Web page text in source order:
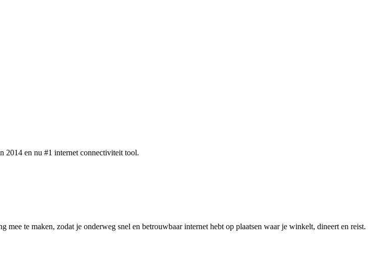
2014 en nu #1 internet connectiviteit tool.
te maken, zodat je onderweg snel en betrouwbaar internet hebt op plaatsen waar je winkelt, dineert en reist.